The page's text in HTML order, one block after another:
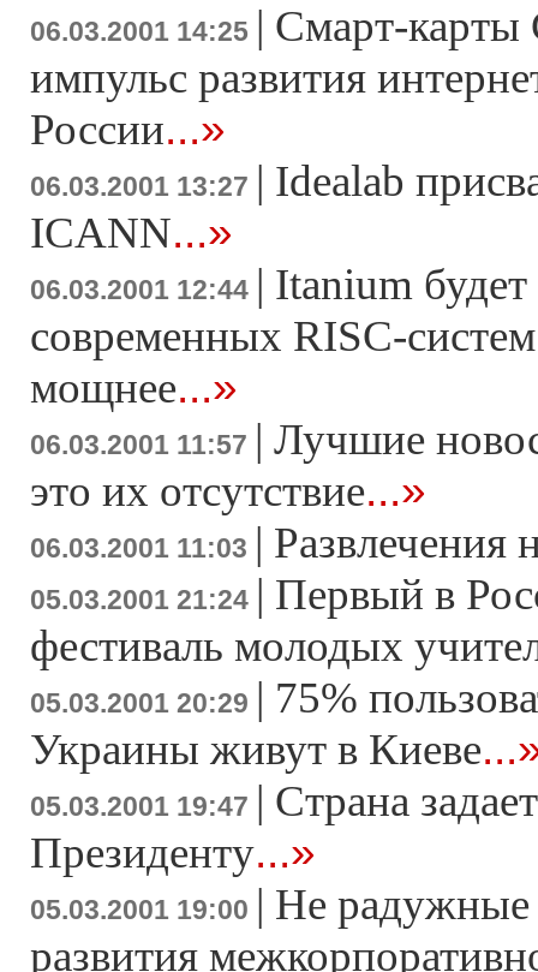
06.03.2001 14:25 | Смарт-карты
импульс развития
России...»
06.03.2001 13:27 | Idealab
ICANN...»
06.03.2001 12:44 | Itanium
современных RISC-
мощнее...»
06.03.2001 11:57 | Лучшие
это их отсутствие...»
06.03.2001 11:03 | Развлечения
05.03.2001 21:24 | Первый в
фестиваль молодых
05.03.2001 20:29 | 75%
Украины живут в Киеве
05.03.2001 19:47 | Страна
Президенту...»
05.03.2001 19:00 | Не радужные
развития